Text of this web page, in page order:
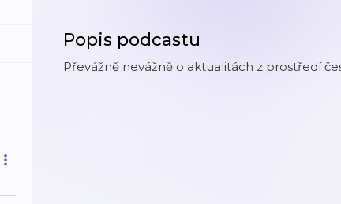
Popis podcastu
Převážně nevážně o aktualitách z prostředí